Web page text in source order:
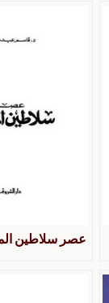
عصر سلاطين